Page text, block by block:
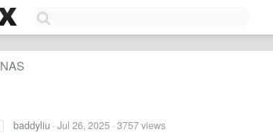
NAS
baddyliu ·Jul 26, 2025 · 3757 views